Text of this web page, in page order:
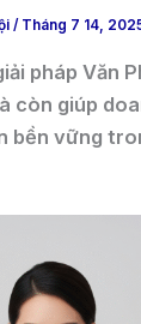
/ Tháng 7 14,
pháp Văn
còn giúp
bền vững